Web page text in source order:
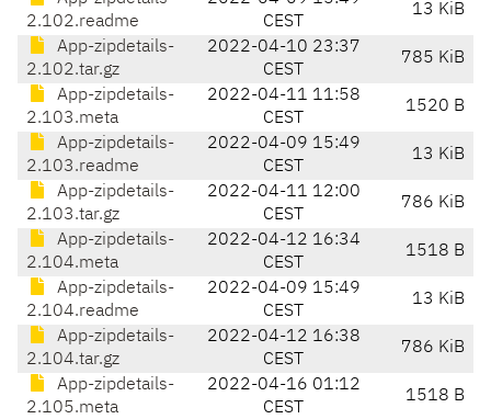
2.102.readme
CEST
13 KiB
App-zipdetails-
2.102.tar.gz
2022-04-10 23:37
CEST
785 KiB
App-zipdetails-
2.103.meta
2022-04-11 11:58
CEST
1520 B
App-zipdetails-
2.103.readme
2022-04-09 15:49
CEST
13 KiB
App-zipdetails-
2.103.tar.gz
2022-04-11 12:00
CEST
786 KiB
App-zipdetails-
2.104.meta
2022-04-12 16:34
CEST
1518 B
App-zipdetails-
2.104.readme
2022-04-09 15:49
CEST
13 KiB
App-zipdetails-
2.104.tar.gz
2022-04-12 16:38
CEST
786 KiB
App-zipdetails-
2.105.meta
2022-04-16 01:12
CEST
1518 B